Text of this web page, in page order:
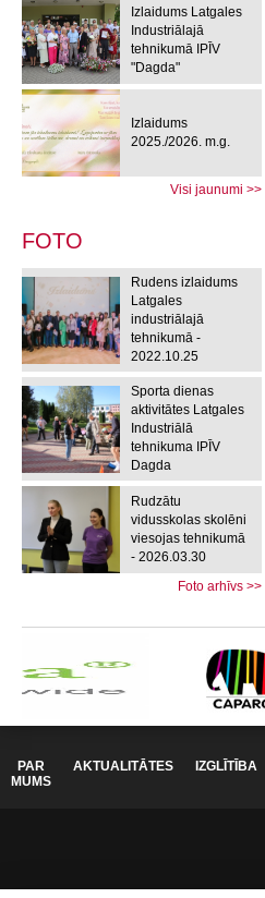
Izlaidums Latgales
Industriālajā
tehnikumā IPĪV
"Dagda"
Izlaidums
2025./2026. m.g.
Visi jaunumi >>
FOTO
Rudens izlaidums
Latgales
industriālajā
tehnikumā -
2022.10.25
Sporta dienas
aktivitātes Latgales
Industriālā
tehnikuma IPĪV
Dagda
Rudzātu
vidusskolas skolēni
viesojas tehnikumā
- 2026.03.30
Foto arhīvs >>
PAR
MUMS
AKTUALITĀTES IZGLĪTĪBA